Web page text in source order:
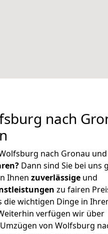
nach
nach Gronau
Dann sind Sie bei uns
Ihnen zuverlässige und
zu fairen
die wichtigen Dinge in
verfügen wir über
von Wolfsburg